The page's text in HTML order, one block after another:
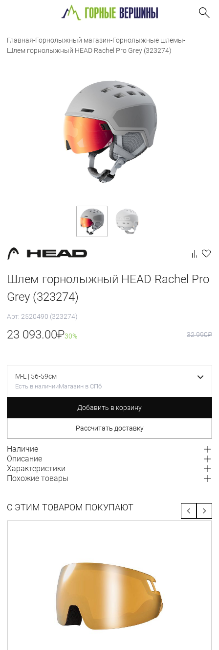
Главная-Горнолыжный магазин-Горнолыжные шлемы-
Шлем горнолыжный HEAD Rachel Pro Grey (323274)
Шлем горнолыжный HEAD Rachel Pro
Grey (323274)
Арт: 2520490 (323274)
23 093.00₽30% 32 990₽
M-L | 56-59см
Есть в наличииМагазин в СПб
Добавить в корзину
Рассчитать доставку
Наличие
Описание
Характеристики
Похожие товары
С ЭТИМ ТОВАРОМ ПОКУПАЮТ